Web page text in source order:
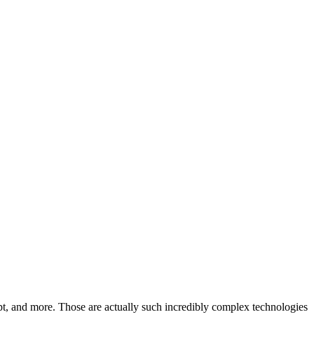
more. Those are actually such incredibly complex technologies